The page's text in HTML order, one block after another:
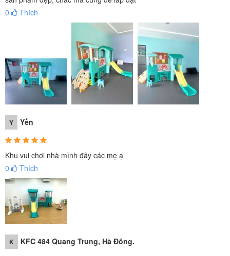
0
Thích
Y Yến
Khu vui chơi nhà mình đây các mẹ ạ
0
Thích
K KFC 484 Quang Trung, Hà Đông.